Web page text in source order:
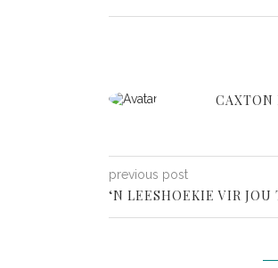
CAXTON
previous post
‘N LEESHOEKIE VIR JOU